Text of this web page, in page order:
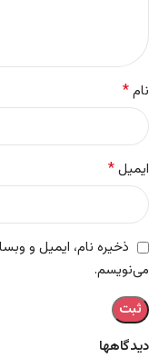
دیدگاهها
نام*
ایمیل*
ذخیره نام، ایمیل و
می‌نویسم.